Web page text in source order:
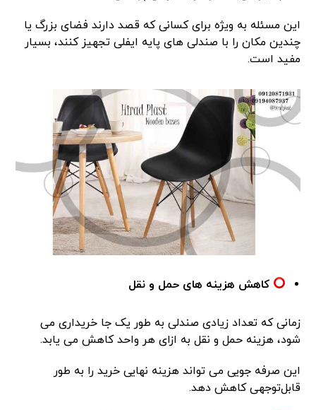
این مسئله به ویژه برای کسانی که قصد دارند فضای بزرگ یا
چندین مکان را با صندلی های پایه ایفلی تجهیز کنند، بسیار
مفید است.
کاهش هزینه های حمل و نقل
زمانی که تعداد زیادی صندلی به طور یک جا خریداری می
شود، هزینه حمل و نقل به ازای هر واحد کاهش می یابد.
این صرفه جویی می تواند هزینه نهایی خرید را به طور
قابل‌توجهی کاهش دهد.